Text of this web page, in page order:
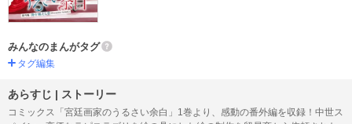
みんなのまんがタグ
タグ編集
あらすじ | ストーリー
コミックス「宮廷画家のうるさい余白」1巻より、感動の番外編を収録！中世ス